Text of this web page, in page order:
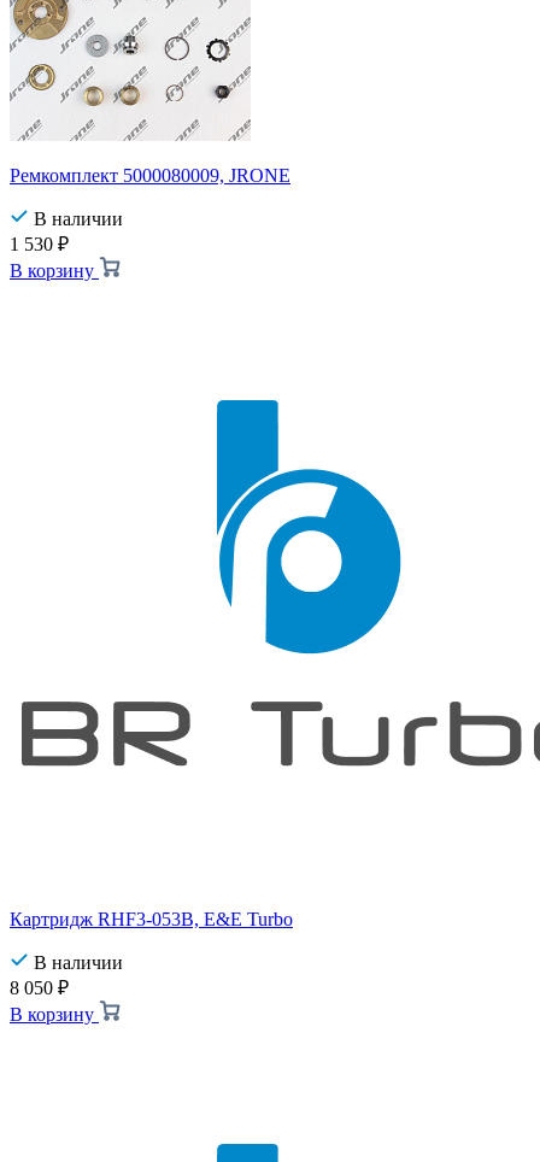
Ремкомплект 5000080009, JRONE
В наличии
1 530 ₽
В корзину
Картридж RHF3-053B, E&E Turbo
В наличии
8 050 ₽
В корзину